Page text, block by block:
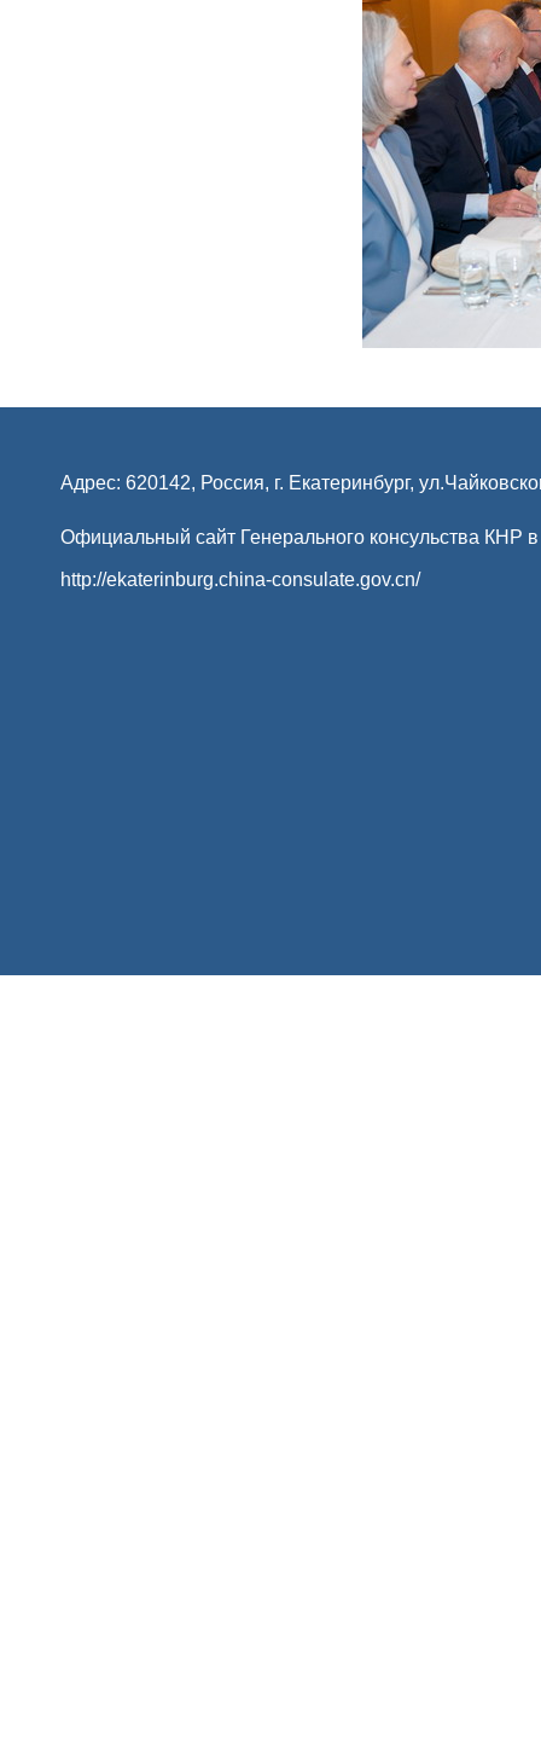
Адрес: 620142, Россия, г. Екатеринбург,
Официальный сайт Генерального консульства КНР в
http://ekaterinburg.china-consulate.gov.cn/